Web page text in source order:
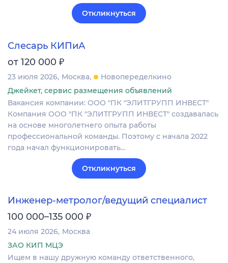
Откликнуться
Слесарь КИПиА
от 120 000 ₽
23 июля 2026 Москва
Новопеределкино
Джейкет, сервис размещения объявлений
Вакансия компании: ООО "ПК "ЭЛИТГРУПП ИНВЕСТ"
Компания ООО "ПК "ЭЛИТГРУПП ИНВЕСТ" создавалась
на основе многолетнего опыта работы
профессиональной команды. Поэтому с начала 2022
года начал функционировать…
Откликнуться
Инженер-метролог/ведущий специалист
100 000–135 000 ₽
24 июля 2026 Москва
ЗАО КИП МЦЭ
Ищем в нашу дружную команду ответственного,